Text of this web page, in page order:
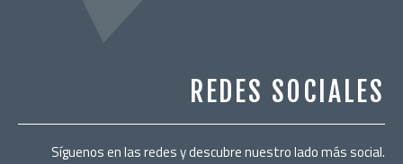
REDES SOCIALES
Síguenos en las redes y descubre nuestro lado más social.